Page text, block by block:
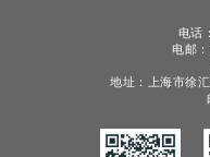
电话
电邮
地址：上海市徐